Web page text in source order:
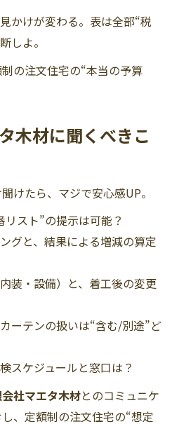
かけが変わる。表は全部“税
しよ。
の注文住宅の“本当の予算
木材に聞くべきこ
けたら、マジで安心感UP。
スト”の提示は可能？
グと、結果による増減の算定
装・設備）と、着工後の変更
ーテンの扱いは“含む/別途”ど
スケジュールと窓口は？
社マエタ木材とのコミュニケ
、定額制の注文住宅の“想定